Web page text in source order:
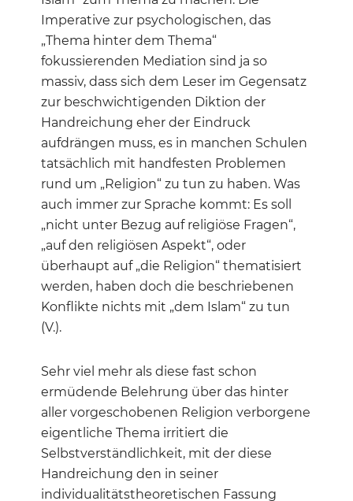
Imperative zur psychologischen, das
„Thema hinter dem Thema“
fokussierenden Mediation sind ja so
massiv, dass sich dem Leser im Gegensatz
zur beschwichtigenden Diktion der
Handreichung eher der Eindruck
aufdrängen muss, es in manchen Schulen
tatsächlich mit handfesten Problemen
rund um „Religion“ zu tun zu haben. Was
auch immer zur Sprache kommt: Es soll
„nicht unter Bezug auf religiöse Fragen“,
„auf den religiösen Aspekt“, oder
überhaupt auf „die Religion“ thematisiert
werden, haben doch die beschriebenen
Konflikte nichts mit „dem Islam“ zu tun
(V.).
Sehr viel mehr als diese fast schon
ermüdende Belehrung über das hinter
aller vorgeschobenen Religion verborgene
eigentliche Thema irritiert die
Selbstverständlichkeit, mit der diese
Handreichung den in seiner
individualitätstheoretischen Fassung